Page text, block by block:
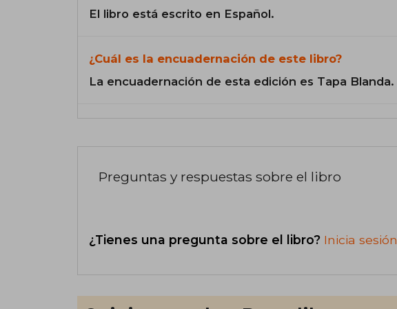
El libro está escrito en Español.
¿Cuál es la encuadernación de este libro?
La encuadernación de esta edición es Tapa Blanda.
Preguntas y respuestas sobre el libro
¿Tienes una pregunta sobre el libro? Inicia sesión